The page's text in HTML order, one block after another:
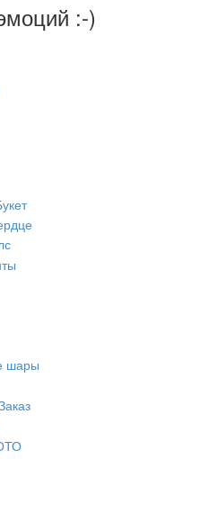
:-)
шары